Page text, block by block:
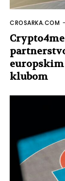
CROSARKA.COM -
klubom